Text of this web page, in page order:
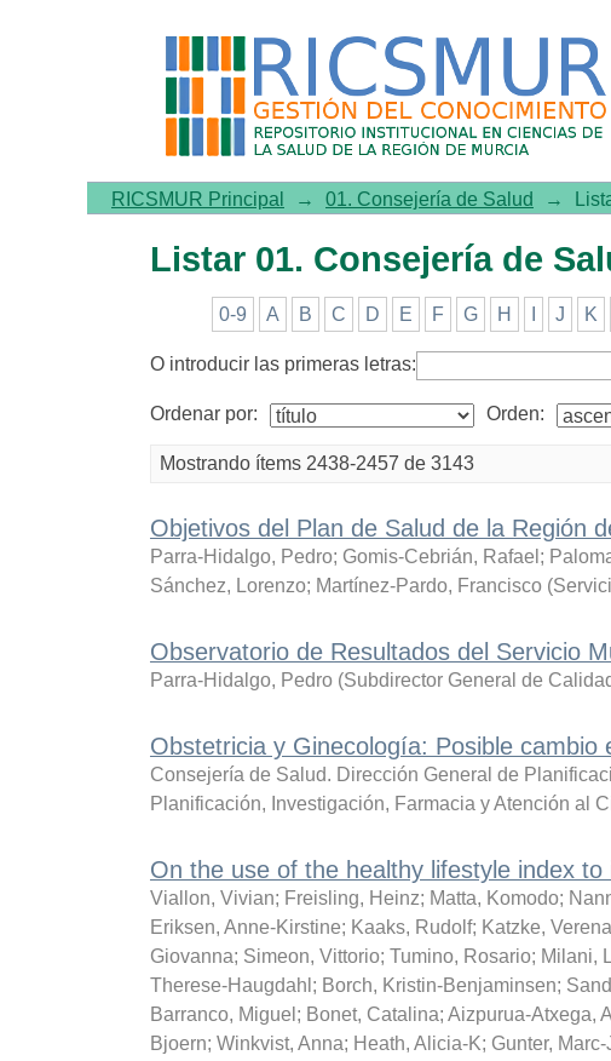
Listar 01. Consejería de Salud
RICSMUR Principal → 01. Consejería de Salud →
Listar 01. Consejería de
0-9 A B C D E F G H J K
O introducir las primeras letras:
Ordenar por: Orden:
Mostrando ítems 2438-2457 de 3143
Objetivos del Plan de Salud de la Región
Parra-Hidalgo, Pedro; Gomis-Cebrián, Rafael ;
Sánchez, Lorenzo; Martínez-Pardo, Francisco (
Observatorio de Resultados del Servicio
Parra-Hidalgo, Pedro (Subdirector General de
Obstetricia y Ginecología: Posible cambio
Consejería de Salud. Dirección General de
Planificación, Investigación, Farmacia y Atención al
On the use of the healthy lifestyle index
Viallon, Vivian; Freisling, Heinz; Matta, Komodo;
Eriksen, Anne-Kirstine; Kaaks, Rudolf; Katzke,
Giovanna; Simeon, Vittorio; Tumino, Rosario; Milani,
Therese-Haugdahl ; Borch, Kristin-Benjaminsen;
Barranco, Miguel ; Bonet, Catalina; Aizpurua-Atxega,
Bjoern; Winkvist, Anna; Heath, Alicia-K; Gunter, Marc-